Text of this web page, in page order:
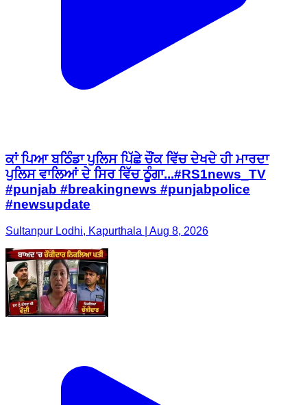
ਕਾਂ ਪਿਆ ਬਠਿੰਡਾ ਪੁਲਿਸ ਪਿੱਛੇ ਚੌਂਕ ਵਿੱਚ ਦੇਖਦੇ ਹੀ ਮਾਰਦਾ
ਪੁਲਿਸ ਵਾਲਿਆਂ ਦੇ ਸਿਰ ਵਿੱਚ ਠੂੰਗਾ...#RS1news_TV
#punjab #breakingnews #punjabpolice
#newsupdate
Sultanpur Lodhi, Kapurthala | Aug 8, 2026